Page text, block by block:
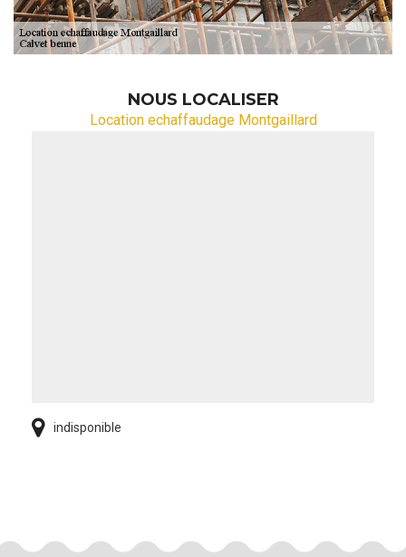
NOUS LOCALISER
Location echaffaudage Montgaillard
indisponible